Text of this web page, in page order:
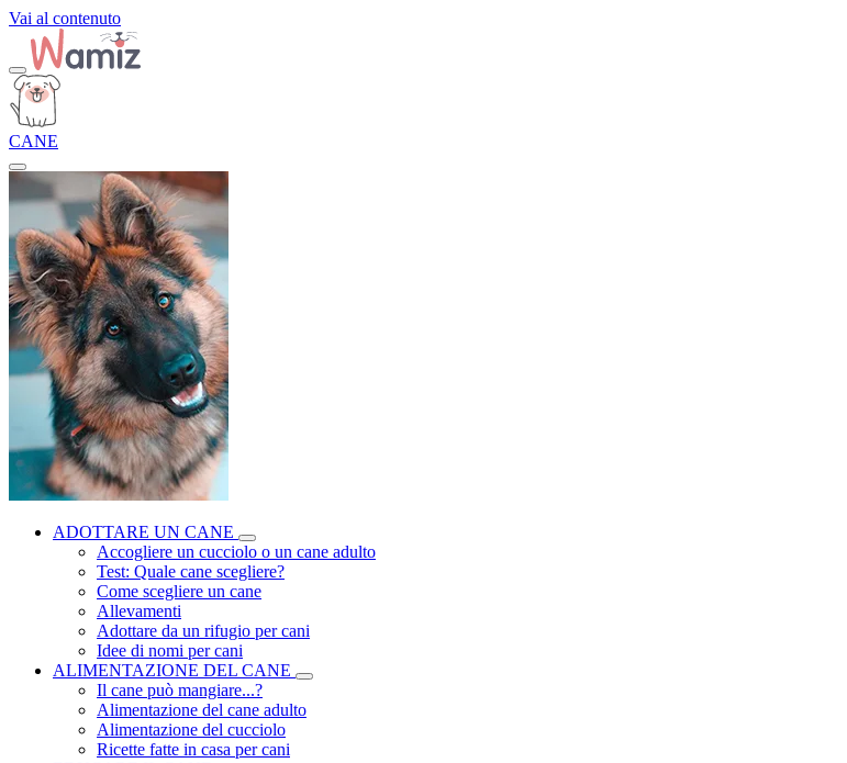
Vai al contenuto
CANE
ADOTTARE UN CANE
Accogliere un cucciolo o un cane adulto
Test: Quale cane scegliere?
Come scegliere un cane
Allevamenti
Adottare da un rifugio per cani
Idee di nomi per cani
ALIMENTAZIONE DEL CANE
Il cane può mangiare...?
Alimentazione del cane adulto
Alimentazione del cucciolo
Ricette fatte in casa per cani